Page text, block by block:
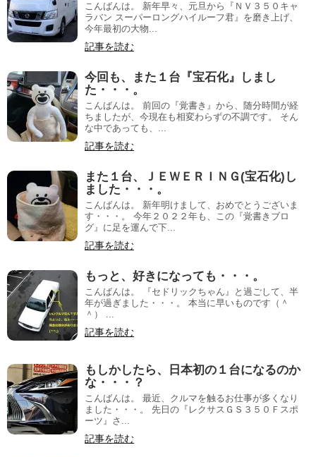
こんばんは。 新年早々、元旦から『ＮＶ３５０キャ
ラバン スーパーロングハイルーフ君』を磨き上げ、
今年最初の大物...
記事を読む
今回も、また１台『宝石化』しまし
た・・・。
こんばんは。 前回の『覚書き』から、随分時間が経
ちましたが、今現在も相変わらずの不調です。 そん
な中であっても、...
記事を読む
また１台、ＪＥＷＥＲＩＮＧ(宝石化)し
ました・・・。
こんばんは。 新年明けまして、おめでとうございま
す・・・。 今年２０２２年も、この『覚書きブロ
グ』に足を運んで下...
記事を読む
もっと、好きになっても・・・。
こんばんは。 『セドリックちゃん』と過ごして、半
年が過ぎました・・・。 本当に早いものです（＾
＾） ...
記事を読む
もしかしたら、日本初の１台になるのか
な・・・？
こんばんは。 最近、クルマを触るお仕事が多くなり
ました・・・。 先日の『レクサスＧＳ３５０Ｆスポ
ーツ』さ...
記事を読む